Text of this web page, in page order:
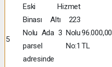
5
Eski Hizmet
Binası Altı 223
Nolu Ada 3 Nolu
parsel No:1
adresinde
96.000,00
TL